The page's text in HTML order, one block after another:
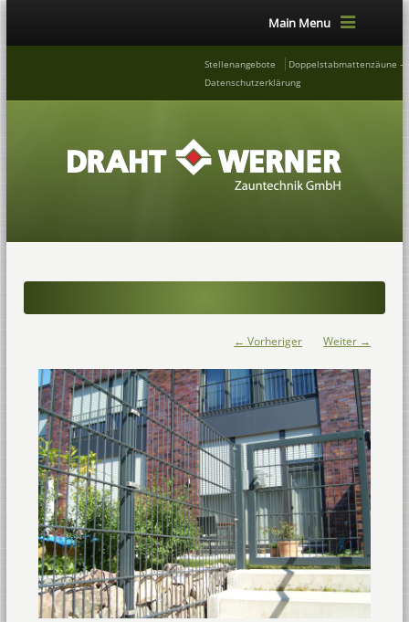
Main Menu
Stellenangebote
Doppelstabmattenzäune –
Datenschutzerklärung
← Vorheriger Weiter →